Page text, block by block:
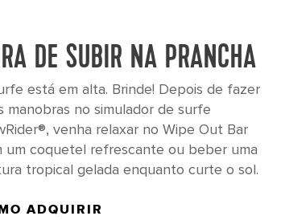
DE SUBIR NA PRANCHA
está em alta. Brinde! Depois de fazer
manobras no simulador de surfe
venha relaxar no Wipe Out Bar
um coquetel refrescante ou beber uma
tropical gelada enquanto curte o sol.
ADQUIRIR